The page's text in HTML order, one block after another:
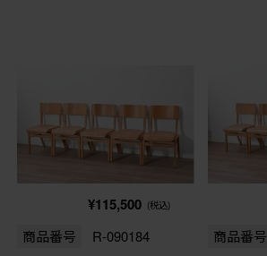
¥115,500 (税込)
商品番号 R-090184 商品番号